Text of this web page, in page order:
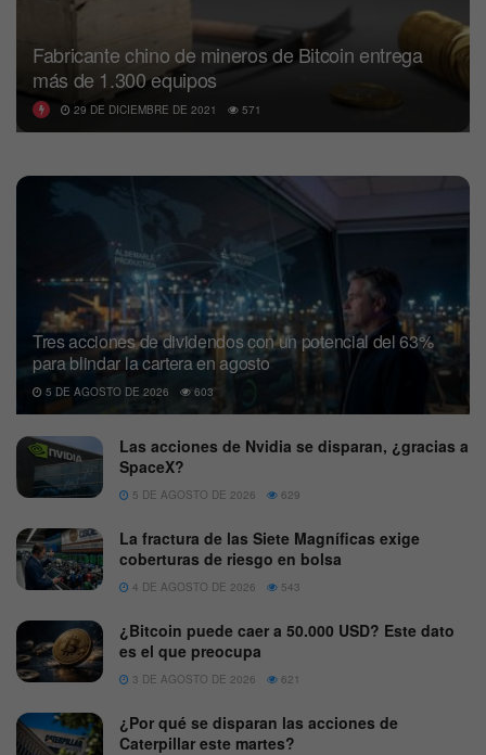
Fabricante chino de mineros de Bitcoin entrega
más de 1.300 equipos
29 DE DICIEMBRE DE 2021 571
Tres acciones de dividendos con un potencial del 63%
para blindar la cartera en agosto
5 DE AGOSTO DE 2026 603
Las acciones de Nvidia se disparan, ¿gracias a
SpaceX?
5 DE AGOSTO DE 2026 629
La fractura de las Siete Magníficas exige
coberturas de riesgo en bolsa
4 DE AGOSTO DE 2026 543
¿Bitcoin puede caer a 50.000 USD? Este dato
es el que preocupa
3 DE AGOSTO DE 2026 621
¿Por qué se disparan las acciones de
Caterpillar este martes?